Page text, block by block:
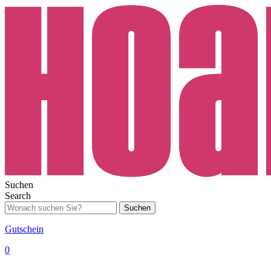
Suchen
Search
Suchen
Gutschein
0